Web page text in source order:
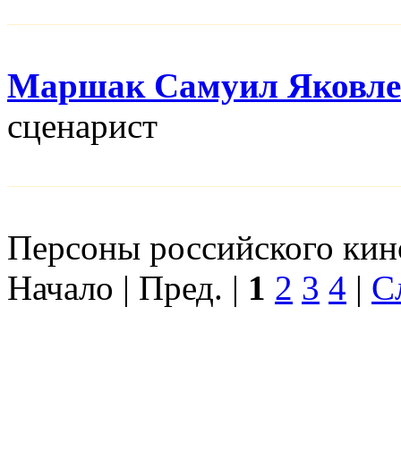
Маршак Самуил
сценарист
Персоны российского
Начало | Пред. | 1 2 3 4 |